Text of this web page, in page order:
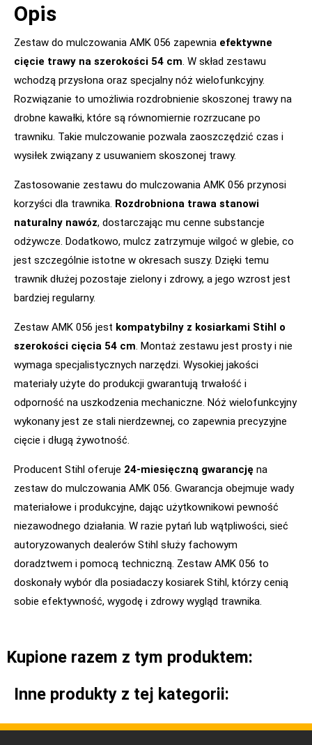
Opis
Zestaw do mulczowania AMK 056 zapewnia efektywne
cięcie trawy na szerokości 54 cm. W skład zestawu
wchodzą przysłona oraz specjalny nóż wielofunkcyjny.
Rozwiązanie to umożliwia rozdrobnienie skoszonej trawy na
drobne kawałki, które są równomiernie rozrzucane po
trawniku. Takie mulczowanie pozwala zaoszczędzić czas i
wysiłek związany z usuwaniem skoszonej trawy.
Zastosowanie zestawu do mulczowania AMK 056 przynosi
korzyści dla trawnika. Rozdrobniona trawa stanowi
naturalny nawóz, dostarczając mu cenne substancje
odżywcze. Dodatkowo, mulcz zatrzymuje wilgoć w glebie, co
jest szczególnie istotne w okresach suszy. Dzięki temu
trawnik dłużej pozostaje zielony i zdrowy, a jego wzrost jest
bardziej regularny.
Zestaw AMK 056 jest kompatybilny z kosiarkami Stihl o
szerokości cięcia 54 cm. Montaż zestawu jest prosty i nie
wymaga specjalistycznych narzędzi. Wysokiej jakości
materiały użyte do produkcji gwarantują trwałość i
odporność na uszkodzenia mechaniczne. Nóż wielofunkcyjny
wykonany jest ze stali nierdzewnej, co zapewnia precyzyjne
cięcie i długą żywotność.
Producent Stihl oferuje 24-miesięczną gwarancję na
zestaw do mulczowania AMK 056. Gwarancja obejmuje wady
materiałowe i produkcyjne, dając użytkownikowi pewność
niezawodnego działania. W razie pytań lub wątpliwości, sieć
autoryzowanych dealerów Stihl służy fachowym
doradztwem i pomocą techniczną. Zestaw AMK 056 to
doskonały wybór dla posiadaczy kosiarek Stihl, którzy cenią
sobie efektywność, wygodę i zdrowy wygląd trawnika.
Kupione razem z tym produktem:
Inne produkty z tej kategorii: